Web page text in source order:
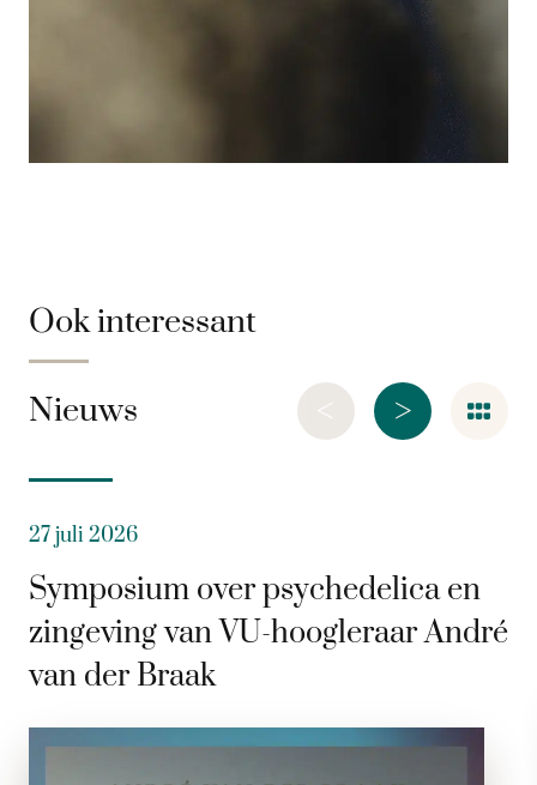
Ook interessant
Nieuws >
<
27 juli 2026
Symposium over psychedelica en
zingeving van VU-hoogleraar André
van der Braak